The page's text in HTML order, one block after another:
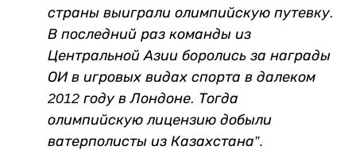
страны выиграли олимпийскую путевку.
В последний раз команды из
Центральной Азии боролись за награды
ОИ в игровых видах спорта в далеком
2012 году в Лондоне. Тогда
олимпийскую лицензию добыли
ватерполисты из Казахстана”.